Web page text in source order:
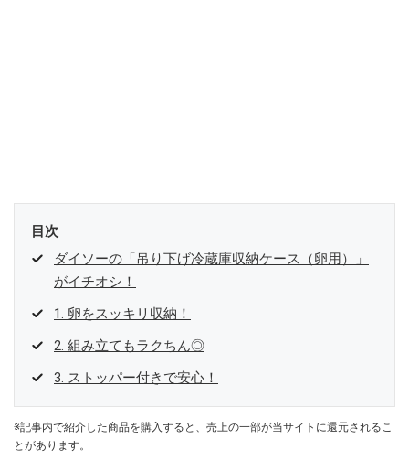
目次
ダイソーの「吊り下げ冷蔵庫収納ケース（卵用）」
がイチオシ！
1. 卵をスッキリ収納！
2. 組み立てもラクちん◎
3. ストッパー付きで安心！
※記事内で紹介した商品を購入すると、売上の一部が当サイトに還元されるこ
とがあります。